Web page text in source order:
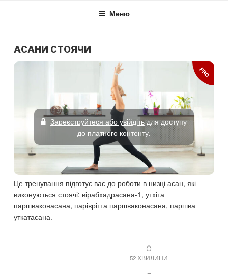
Меню
АСАНИ СТОЯЧИ
PRO
Зареєструйтеся або увійдітьдля доступу
до платного контенту.
Це тренування підготує вас до роботи в низці асан, які
виконуються стоячі: вірабхадрасана-1, утхіта
паршваконасана, паріврітта паршваконасана, паршва
уткатасана.
52 ХВИЛИНИ